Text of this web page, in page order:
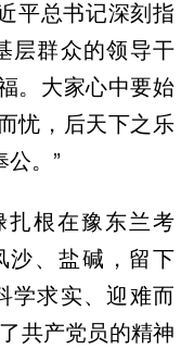
平总书记深刻指
层群众的领导干
。大家心中要始
忧，后天下之乐
。”
根在豫东兰考
沙、盐碱，留下
学求实、迎难而
共产党员的精神